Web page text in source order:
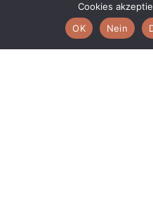
Cookies
OK
Nein